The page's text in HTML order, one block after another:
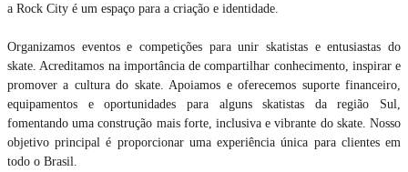
a Rock City é um espaço para a criação e identidade.
Organizamos eventos e competições para unir skatistas e entusiastas do
skate. Acreditamos na importância de compartilhar conhecimento, inspirar e
promover a cultura do skate. Apoiamos e oferecemos suporte financeiro,
equipamentos e oportunidades para alguns skatistas da região Sul,
fomentando uma construção mais forte, inclusiva e vibrante do skate. Nosso
objetivo principal é proporcionar uma experiência única para clientes em
todo o Brasil.